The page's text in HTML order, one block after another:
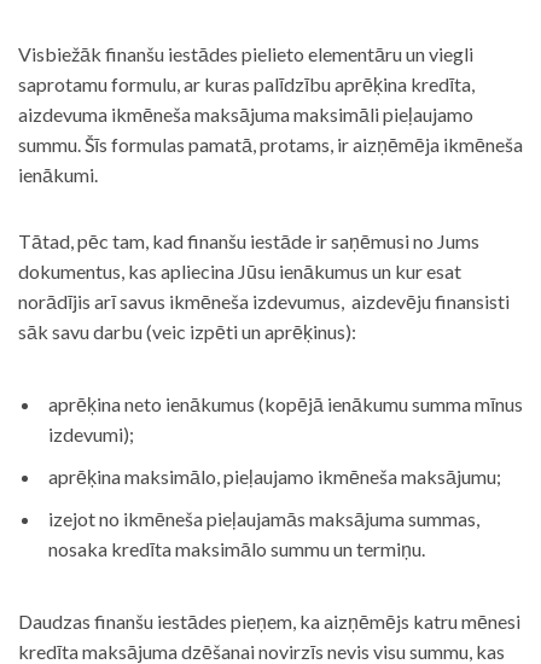
Visbiežāk finanšu iestādes pielieto elementāru un viegli
saprotamu formulu, ar kuras palīdzību aprēķina kredīta,
aizdevuma ikmēneša maksājuma maksimāli pieļaujamo
summu. Šīs formulas pamatā, protams, ir aizņēmēja ikmēneša
ienākumi.
Tātad, pēc tam, kad finanšu iestāde ir saņēmusi no Jums
dokumentus, kas apliecina Jūsu ienākumus un kur esat
norādījis arī savus ikmēneša izdevumus, aizdevēju finansisti
sāk savu darbu (veic izpēti un aprēķinus):
aprēķina neto ienākumus (kopējā ienākumu summa mīnus
izdevumi);
aprēķina maksimālo, pieļaujamo ikmēneša maksājumu;
izejot no ikmēneša pieļaujamās maksājuma summas,
nosaka kredīta maksimālo summu un termiņu.
Daudzas finanšu iestādes pieņem, ka aizņēmējs katru mēnesi
kredīta maksājuma dzēšanai novirzīs nevis visu summu, kas